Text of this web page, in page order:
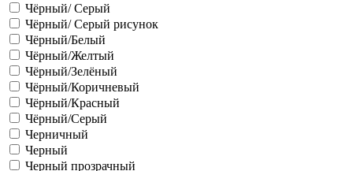
Чёрный/ Серый
Чёрный/ Серый рисунок
Чёрный/Белый
Чёрный/Желтый
Чёрный/Зелёный
Чёрный/Коричневый
Чёрный/Красный
Чёрный/Серый
Черничный
Черный
Черный прозрачный